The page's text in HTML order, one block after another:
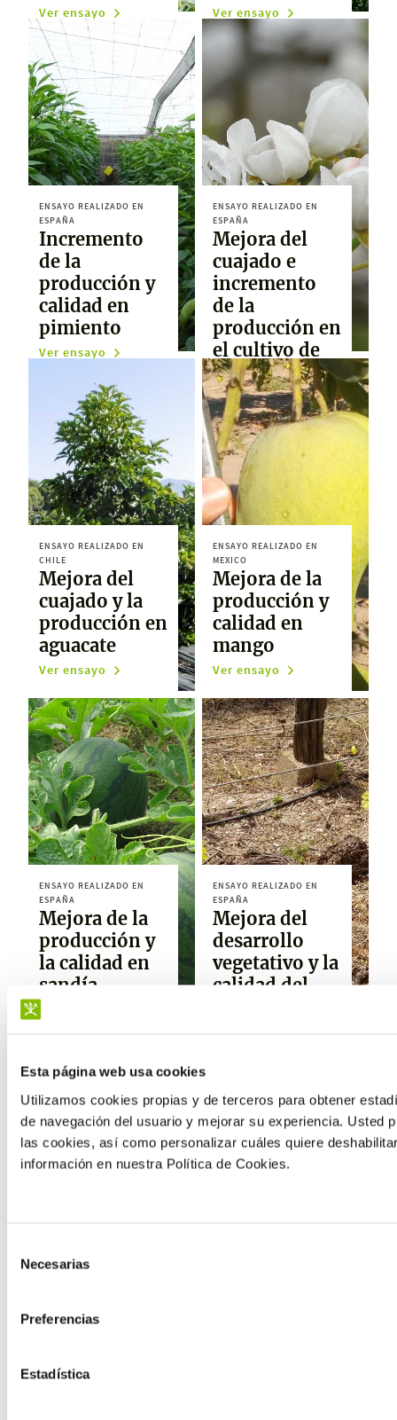
Esta página web usa cookies
Utilizamos cookies propias y de terceros para obtener
de navegación del usuario y mejorar su experiencia. Usted
las cookies, así como personalizar cuáles quiere
información en nuestra Política de Cookies.
Necesarias
Preferencias
Estadística
Ver ensayo Ver ensayo
ENSAYO REALIZADO EN
ESPAÑA
Incremento
de la
producción y
calidad en
pimiento
Ver ensayo
ENSAYO REALIZADO EN
ESPAÑA
Mejora del
cuajado e
incremento
de la
producción en
el cultivo de
pera
Ver ensayo
ENSAYO REALIZADO EN
CHILE
Mejora del
cuajado y la
producción en
aguacate
Ver ensayo
ENSAYO REALIZADO EN
MEXICO
Mejora de la
producción y
calidad en
mango
Ver ensayo
ENSAYO REALIZADO EN
ESPAÑA
Mejora de la
producción y
la calidad en
sandía
ENSAYO REALIZADO EN
ESPAÑA
Mejora del
desarrollo
vegetativo y la
calidad del
Incremento
alcachofa